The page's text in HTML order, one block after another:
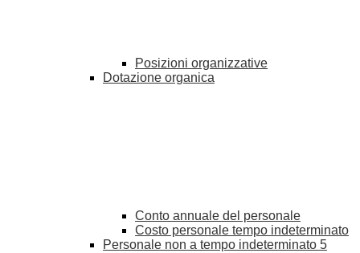
Posizioni organizzative
Dotazione organica
Conto annuale del personale
Costo personale tempo indeterminato
Personale non a tempo indeterminato 5